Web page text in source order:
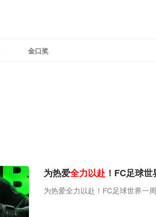
金口奖
为热爱全力以赴 ！FC足球
为热爱全力以赴！FC足球世界一